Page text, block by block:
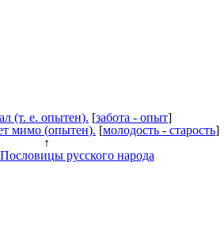
(т. е. опытен). [забота - опыт]
мимо (опытен). [молодость - старость]
↑
русского народа